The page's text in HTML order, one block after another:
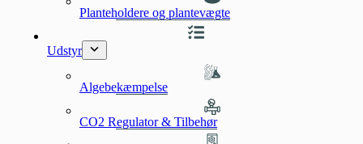
Planteholdere og plantevægte
Udstyr
Algebekæmpelse
CO2 Regulator & Tilbehør